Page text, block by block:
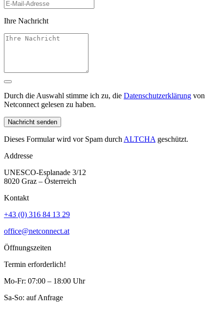
Ihre Nachricht
Durch die Auswahl stimme ich zu, die Datenschutzerklärung von
Netconnect gelesen zu haben.
Nachricht senden
Dieses Formular wird vor Spam durch ALTCHA geschützt.
Addresse
UNESCO-Esplanade 3/12
8020 Graz – Österreich
Kontakt
+43 (0) 316 84 13 29
office@netconnect.at
Öffnungszeiten
Termin erforderlich!
Mo-Fr: 07:00 – 18:00 Uhr
Sa-So: auf Anfrage